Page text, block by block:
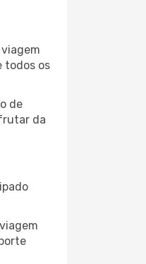
todos os
de
da